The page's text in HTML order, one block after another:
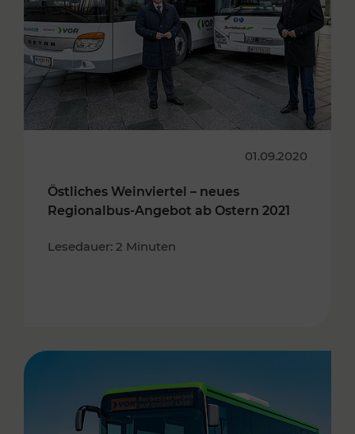
01.09.2020
Östliches Weinviertel – neues
Regionalbus-Angebot ab Ostern 2021
Lesedauer: 2 Minuten